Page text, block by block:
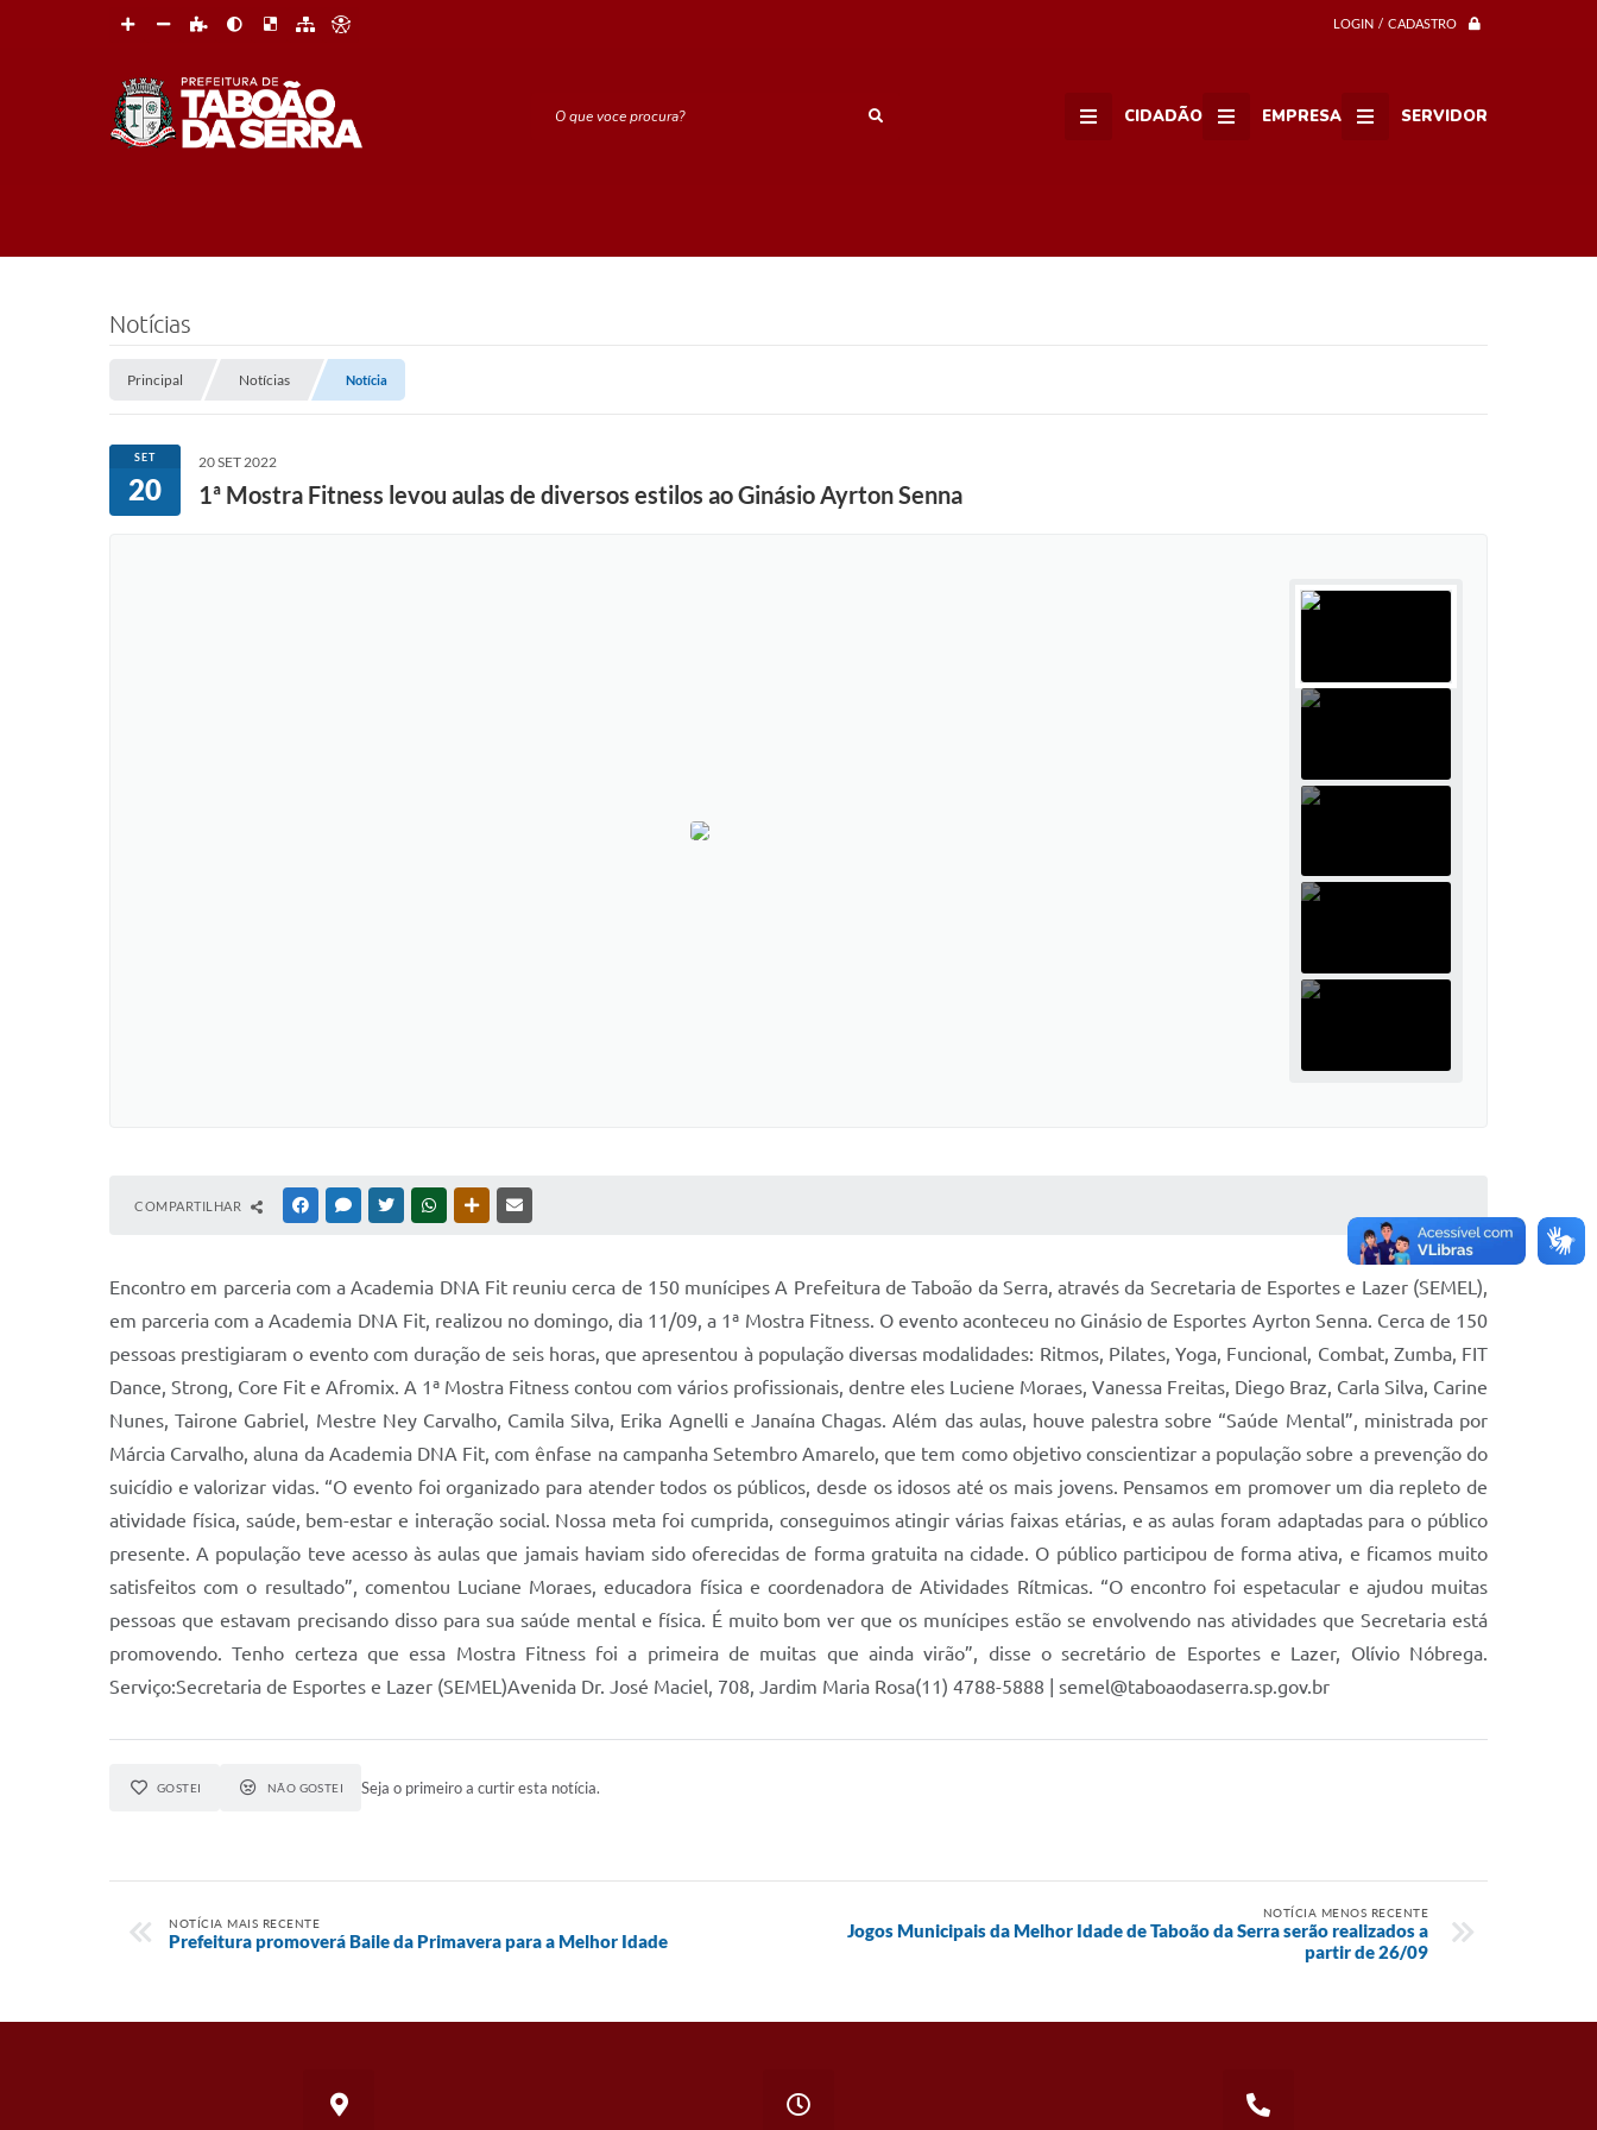
LOGIN / CADASTRO
O que voce procura? CIDADÃO EMPRESA SERVIDOR
Notícias
Principal Notícias Notícia
SET
20
20 SET 2022
1ª Mostra Fitness levou aulas de diversos estilos ao Ginásio Ayrton Senna
COMPARTILHAR FACEBOOKMESSENGER
TWITTERWHATSAPPOUTRAS MÍDIAS
Encontro em parceria com a Academia DNA Fit reuniu cerca de 150 munícipes A Prefeitura de Taboão da Serra, através da Secretaria de Esportes e Lazer (SEMEL),
em parceria com a Academia DNA Fit, realizou no domingo, dia 11/09, a 1ª Mostra Fitness. O evento aconteceu no Ginásio de Esportes Ayrton Senna. Cerca de 150
pessoas prestigiaram o evento com duração de seis horas, que apresentou à população diversas modalidades: Ritmos, Pilates, Yoga, Funcional, Combat, Zumba, FIT
Dance, Strong, Core Fit e Afromix. A 1ª Mostra Fitness contou com vários profissionais, dentre eles Luciene Moraes, Vanessa Freitas, Diego Braz, Carla Silva, Carine
Nunes, Tairone Gabriel, Mestre Ney Carvalho, Camila Silva, Erika Agnelli e Janaína Chagas. Além das aulas, houve palestra sobre “Saúde Mental”, ministrada por
Márcia Carvalho, aluna da Academia DNA Fit, com ênfase na campanha Setembro Amarelo, que tem como objetivo conscientizar a população sobre a prevenção do
suicídio e valorizar vidas. “O evento foi organizado para atender todos os públicos, desde os idosos até os mais jovens. Pensamos em promover um dia repleto de
atividade física, saúde, bem-estar e interação social. Nossa meta foi cumprida, conseguimos atingir várias faixas etárias, e as aulas foram adaptadas para o público
presente. A população teve acesso às aulas que jamais haviam sido oferecidas de forma gratuita na cidade. O público participou de forma ativa, e ficamos muito
satisfeitos com o resultado”, comentou Luciane Moraes, educadora física e coordenadora de Atividades Rítmicas. “O encontro foi espetacular e ajudou muitas
pessoas que estavam precisando disso para sua saúde mental e física. É muito bom ver que os munícipes estão se envolvendo nas atividades que Secretaria está
promovendo. Tenho certeza que essa Mostra Fitness foi a primeira de muitas que ainda virão”, disse o secretário de Esportes e Lazer, Olívio Nóbrega.
Serviço:Secretaria de Esportes e Lazer (SEMEL)Avenida Dr. José Maciel, 708, Jardim Maria Rosa(11) 4788-5888 | semel@taboaodaserra.sp.gov.br
GOSTEI NÃO GOSTEI Seja o primeiro a curtir esta notícia.
NOTÍCIA MAIS RECENTE
Prefeitura promoverá Baile da Primavera para a Melhor Idade
NOTÍCIA MENOS RECENTE
Jogos Municipais da Melhor Idade de Taboão da Serra serão realizados a
partir de 26/09